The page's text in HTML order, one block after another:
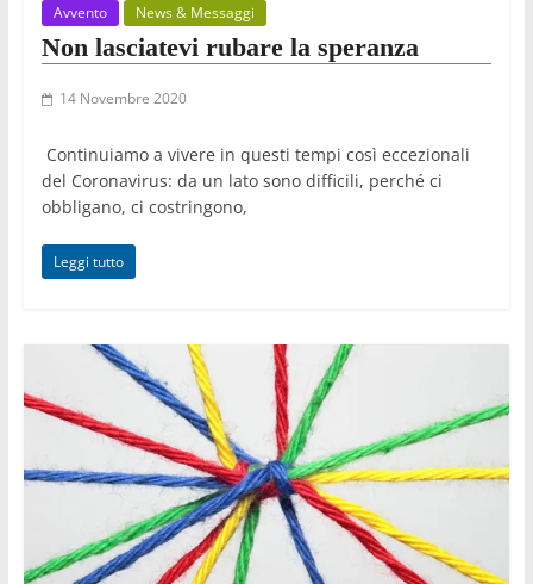
Avvento News & Messaggi
Non lasciatevi rubare la speranza
14 Novembre 2020
Continuiamo a vivere in questi tempi così eccezionali
del Coronavirus: da un lato sono difficili, perché ci
obbligano, ci costringono,
Leggi tutto